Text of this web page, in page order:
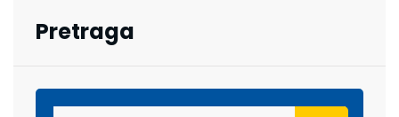
Pretraga